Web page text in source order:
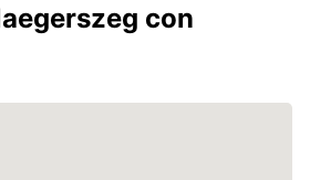
con